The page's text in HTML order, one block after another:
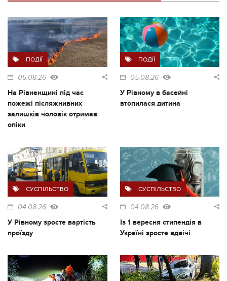
ПОДІЇ
05.08.26
На Рівненщині під час
пожежі післяжнивних
залишків чоловік отримав
опіки
ПОДІЇ
05.08.26
У Рівному в басейні
втопилася дитина
СУСПІЛЬСТВО
04.08.26
У Рівному зросте вартість
проїзду
СУСПІЛЬСТВО
04.08.26
Із 1 вересня стипендія в
Україні зросте вдвічі